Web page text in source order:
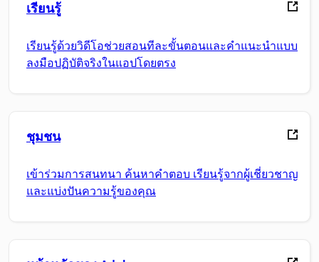
เรียนรู้
เรียนรู้ด้วยวิดีโอช่วยสอนทีละขั้นตอนและคำแนะนำแบบ
ลงมือปฏิบัติจริงในแอปโดยตรง
ชุมชน
เข้าร่วมการสนทนา ค้นหาคำตอบ เรียนรู้จากผู้เชี่ยวชาญ
และแบ่งปันความรู้ของคุณ